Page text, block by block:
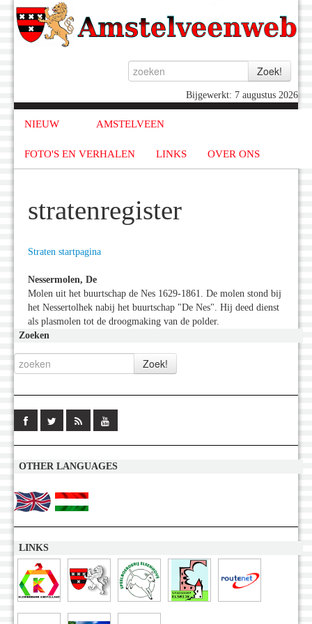
Bijgewerkt: 7 augustus 2026
NIEUW AMSTELVEEN
FOTO'S EN VERHALEN LINKS OVER ONS
stratenregister
Straten startpagina
Nessermolen, De
Molen uit het buurtschap de Nes 1629-1861. De molen stond bij
het Nessertolhek nabij het buurtschap "De Nes". Hij deed dienst
als plasmolen tot de droogmaking van de polder.
Zoeken
OTHER LANGUAGES
LINKS